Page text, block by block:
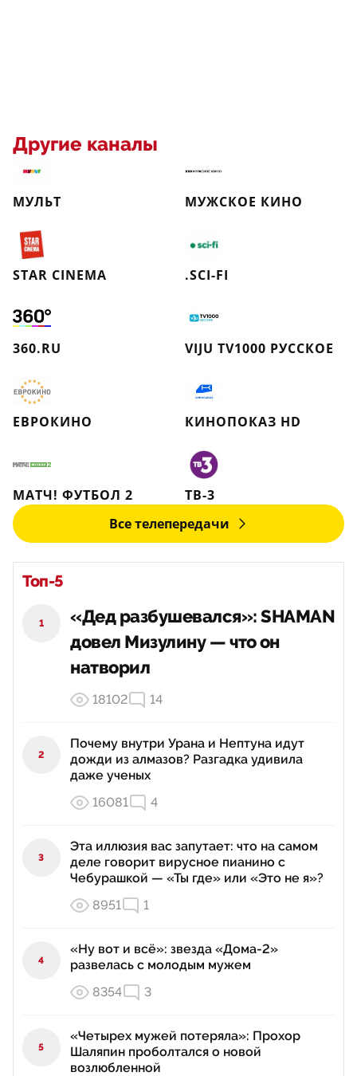
Другие каналы
МУЛЬТ МУЖСКОЕ КИНО
STAR CINEMA .SCI-FI
360.RU VIJU TV1000 РУССКОЕ
ЕВРОКИНО КИНОПОКАЗ HD
МАТЧ! ФУТБОЛ 2
ТВ-3
Все телепередачи
Топ-5
1
«Дед разбушевался»: SHAMAN
довел Мизулину — что он
натворил
18102 14
2
Почему внутри Урана и Нептуна идут
дожди из алмазов? Разгадка удивила
даже ученых
16081
4
3
Эта иллюзия вас запутает: что на самом
деле говорит вирусное пианино с
Чебурашкой — «Ты где» или «Это не я»?
8951
1
4
«Ну вот и всё»: звезда «Дома-2»
развелась с молодым мужем
8354
3
5
«Четырех мужей потеряла»: Прохор
Шаляпин проболтался о новой
возлюбленной